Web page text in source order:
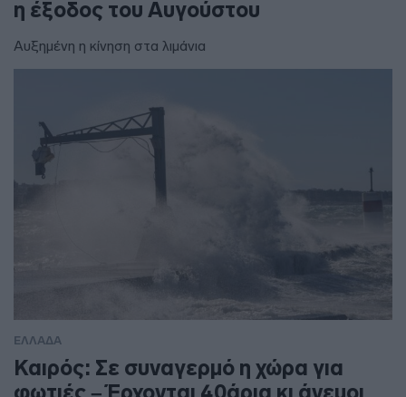
η έξοδος του Αυγούστου
Αυξημένη η κίνηση στα λιμάνια
ΕΛΛΑΔΑ
Καιρός: Σε συναγερμό η χώρα για
φωτιές – Έρχονται 40άρια κι άνεμοι